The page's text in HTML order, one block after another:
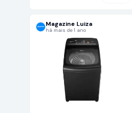
Magazine Luiza
há mais de 1 ano